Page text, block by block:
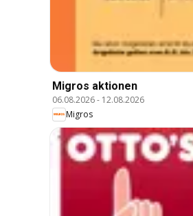
Migros aktionen
06.08.2026- 12.08.2026
Migros